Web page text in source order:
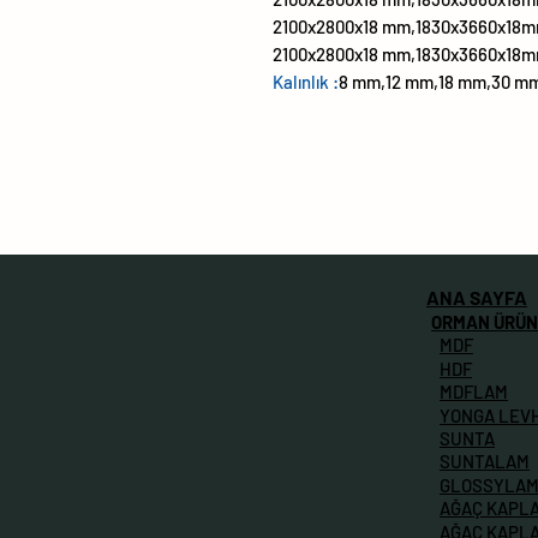
2100x2800x18
2100x2800x18
Kalınlık :8 mm,12 mm,18 mm,30
ANA SAYFA
ORMAN
MDF
MDFLAM
HDF
YONGA
SUNTA
SUNTALAM
GLOSSYLAM
AĞAÇ
AĞAÇ